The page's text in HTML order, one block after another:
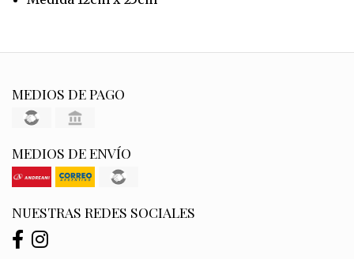
MEDIOS DE PAGO
MEDIOS DE ENVÍO
NUESTRAS REDES SOCIALES